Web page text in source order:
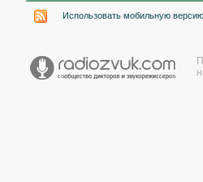
Использовать мобильную версию